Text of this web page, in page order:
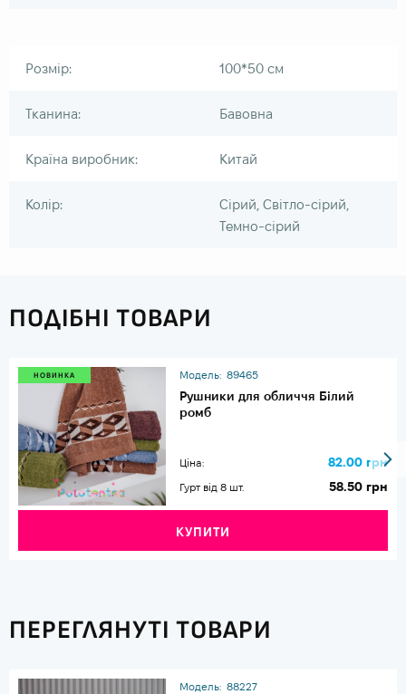
Розмір: 100*50 см
Тканина: Бавовна
Країна виробник: Китай
Колір:
Сірий, Світло-сірий,
Темно-сірий
ПОДІБНІ ТОВАРИ
НОВИНКА Модель: 89465
Рушники для обличчя Білий
ромб
Ціна: 82.00 грн
Гурт від 8 шт. 58.50 грн
КУПИТИ
ПЕРЕГЛЯНУТІ ТОВАРИ
Модель: 88227